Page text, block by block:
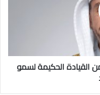
القيادة الحكيمة لسمو